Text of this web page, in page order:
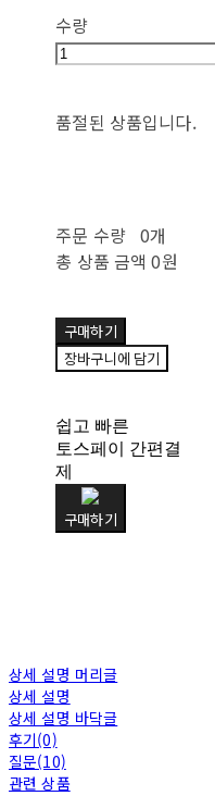
수량
품절된 상품입니다.
주문 수량 0개
총 상품 금액 0원
구매하기
장바구니에 담기
쉽고 빠른
토스페이 간편결
제
구매하기
상세 설명 머리글
상세 설명
상세 설명 바닥글
후기(0)
질문(10)
관련 상품